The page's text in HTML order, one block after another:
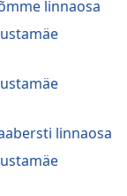
linnaosa
linnaosa